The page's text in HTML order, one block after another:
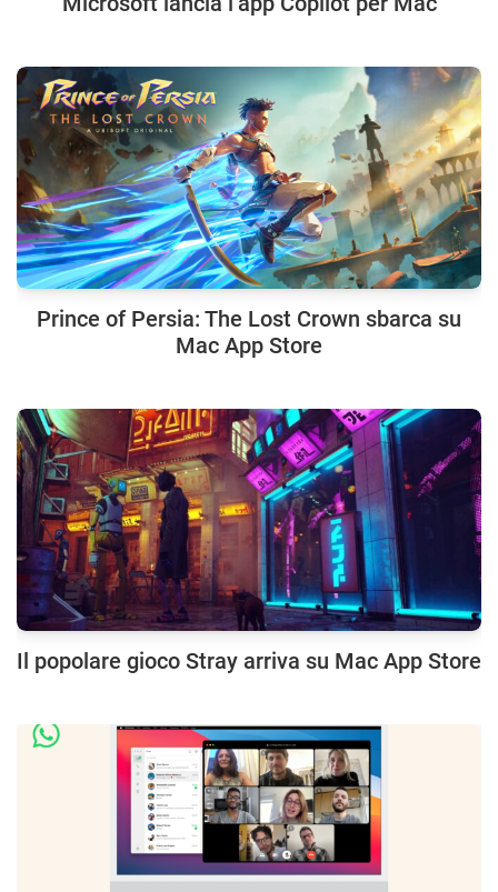
Prince of Persia: The Lost Crown sbarca su
Mac App Store
Il popolare gioco Stray arriva su Mac App Store